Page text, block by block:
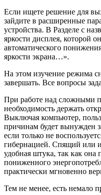
Если ищете решение для
зайдите в расширенные
устройства. В Разделе с
яркости дисплея, которой
автоматического
яркости экрана…».
На этом изучение режима
завершать. Все вопросы
При работе над сложными
необходимость держать
Выключая компьютер,
причинам будет вынужден
если только не
гибернацией. Спящий или
удобная штука, так как она
пониженного
практически мгновенно
Тем не менее, есть немало